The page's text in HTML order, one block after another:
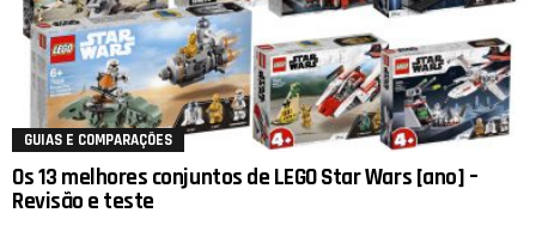
GUIAS E COMPARAÇÕES
Os 13 melhores conjuntos de LEGO Star Wars [ano] –
Revisão e teste